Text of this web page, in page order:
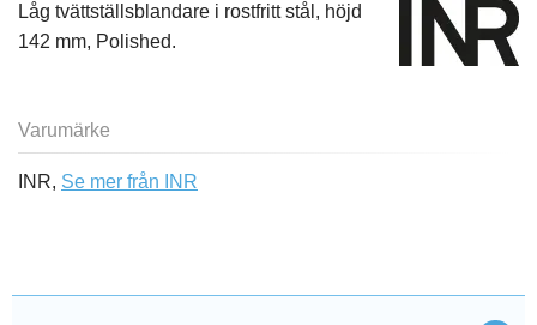
Låg tvättställsblandare i rostfritt stål, höjd
142 mm, Polished.
Varumärke
INR, Se mer från INR